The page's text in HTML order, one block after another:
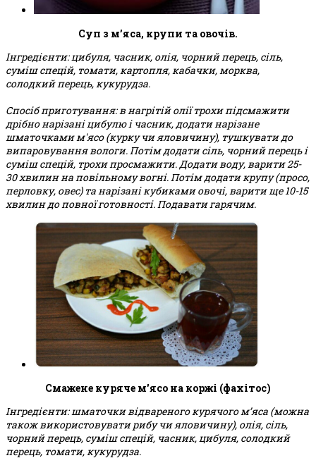
Суп з м’яса, крупи та овочів.
Інгредієнти: цибуля, часник, олія, чорний перець, сіль,
суміш спецій, томати, картопля, кабачки, морква,
солодкий перець, кукурудза.
Спосіб приготування: в нагрітій олії трохи підсмажити
дрібно нарізані цибулю і часник, додати нарізане
шматочками м'ясо (курку чи яловичину), тушкувати до
випаровування вологи. Потім додати сіль, чорний перець і
суміш спецій, трохи просмажити. Додати воду, варити 25-
30 хвилин на повільному вогні. Потім додати крупу (просо,
перловку, овес) та нарізані кубиками овочі, варити ще 10-15
хвилин до повної готовності. Подавати гарячим.
Смажене куряче м'ясо на коржі (фахітос)
Інгредієнти: шматочки відвареного курячого м’яса (можна
також використовувати рибу чи яловичину), олія, сіль,
чорний перець, суміш спецій, часник, цибуля, солодкий
перець, томати, кукурудза.